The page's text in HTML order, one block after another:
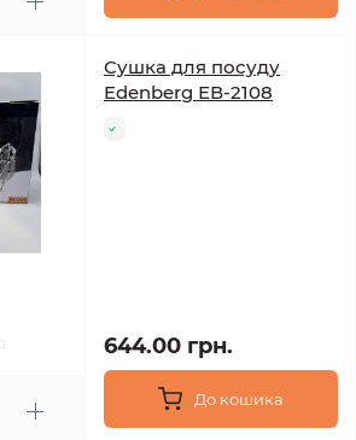
Сушка для посуду
Edenberg ЕВ-2108
644.00 грн.
До кошика